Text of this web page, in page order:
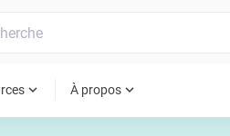
expand_more À propos expand_more